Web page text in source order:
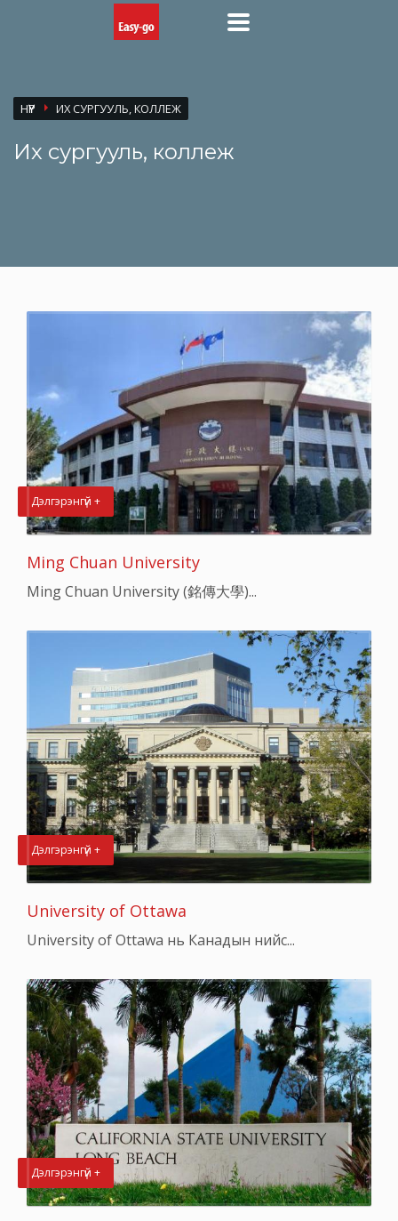
НҮҮР ИХ СУРГУУЛЬ, КОЛЛЕЖ
Их сургууль, коллеж
Дэлгэрэнгүй +
Ming Chuan University
Ming Chuan University (銘傳大學)...
Дэлгэрэнгүй +
University of Ottawa
University of Ottawa нь Канадын нийс...
Дэлгэрэнгүй +